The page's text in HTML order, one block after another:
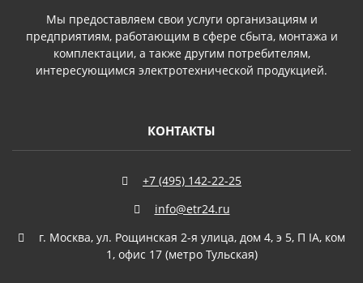
Мы предоставляем свои услуги организациям и
предприятиям, работающим в сфере сбыта, монтажа и
комплектации, а также другим потребителям,
интересующимся электротехнической продукцией.
КОНТАКТЫ
+7 (495) 142-22-25
info@etr24.ru
г. Москва, ул. Рощинская 2-я улица, дом 4, э 5, П IА, ком
1, офис 17 (метро Тульская)